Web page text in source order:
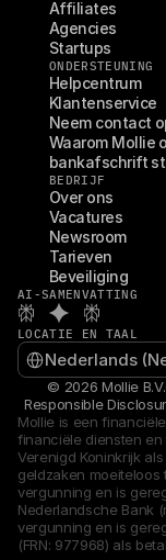
Affiliates
Agencies
Startups
ONDERSTEUNING
Helpcentrum
Klantenservice
Neem contact
Waarom Mollie
bankafschrift
BEDRIJF
Over ons
Vacatures
Newsroom
Tarieven
Beveiliging
AI-SAMENVATTING
LOCATIE EN TAAL
Select Language
Nederlands
© 2026 Mollie B.V.
Responsible
Mollie is een
financiële diensten
Verenigd Koninkrijk
geldzaken moeiteloos
vergunning en is
Nederlandsche Bank
vergunning en is
(FRN: 977968) als